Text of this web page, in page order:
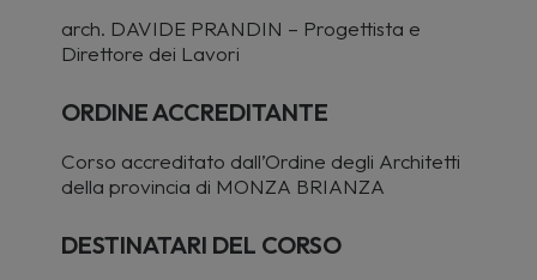
arch. DAVIDE PRANDIN – Progettista e
Direttore dei Lavori
ORDINE ACCREDITANTE
Corso accreditato dall’Ordine degli Architetti
della provincia di MONZA BRIANZA
DESTINATARI DEL CORSO